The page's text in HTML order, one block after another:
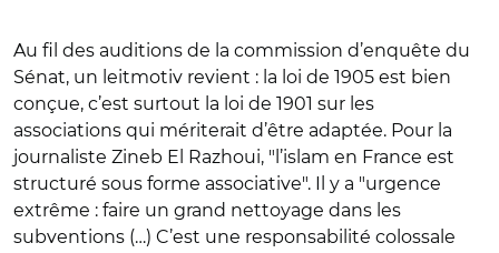
Au fil des auditions de la commission d’enquête du
Sénat, un leitmotiv revient : la loi de 1905 est bien
conçue, c’est surtout la loi de 1901 sur les
associations qui mériterait d’être adaptée. Pour la
journaliste Zineb El Razhoui, "l’islam en France est
structuré sous forme associative". Il y a "urgence
extrême : faire un grand nettoyage dans les
subventions (…) C’est une responsabilité colossale